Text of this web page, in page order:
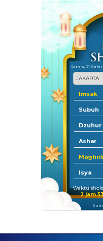
Kamis, 21
Imsak
Subuh
Dzuhur
Ashar
Isya
Waktu
2 jam